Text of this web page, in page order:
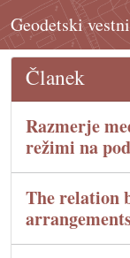
Geodetski
Članek
Razmerje
režimi na
The relation